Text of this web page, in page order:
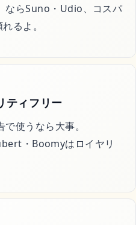
ならSuno・Udio、コスパ
るよ。
ィフリー
使うなら大事。
・Boomyはロイヤリ